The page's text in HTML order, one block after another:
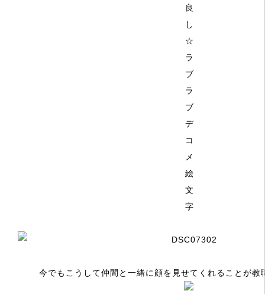
今でもこうして仲間と一緒に顔を見せてくれることが教